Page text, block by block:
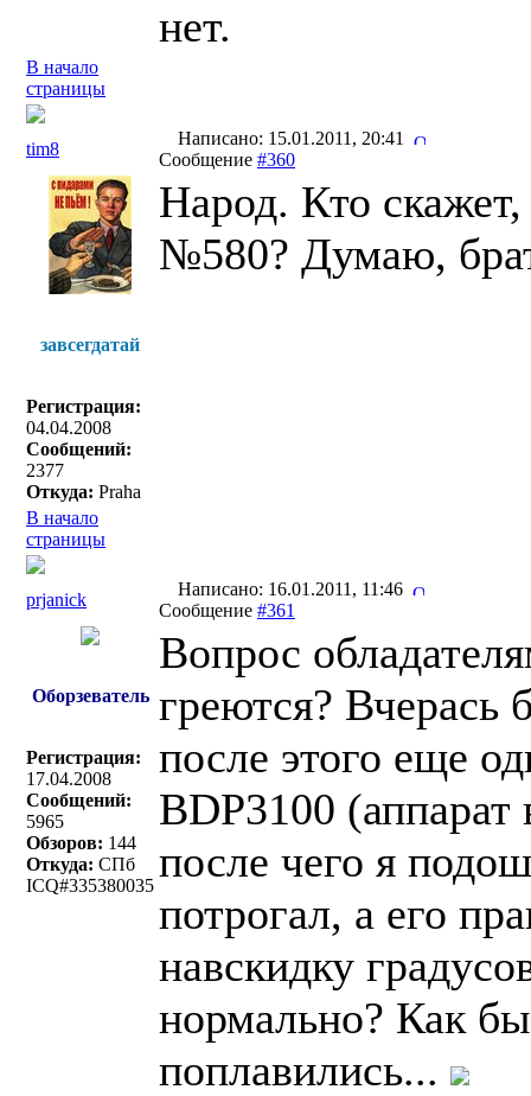
нет.
В начало
страницы
tim8
Написано: 15.01.2011, 20:41
Сообщение #360
завсегдатай
Регистрация:
04.04.2008
Сообщений:
2377
Откуда: Praha
Народ. Кто
№580? Думаю,
В начало
страницы
prjanick
Написано: 16.01.2011, 11:46
Сообщение #361
Оборзеватель
Регистрация:
17.04.2008
Сообщений:
5965
Обзоров: 144
Откуда: СПб
ICQ#335380035
Вопрос
греются? Вчерась
после этого еще
BDP3100 (аппарат
после чего я
потрогал, а его
навскидку
нормально? Как
поплавились...